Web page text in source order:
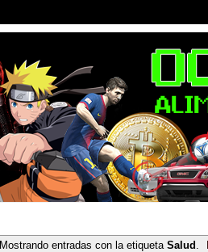
Mostrando entradas con la etiqueta Salud